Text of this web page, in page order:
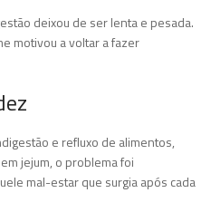
deixou de ser lenta e pesada.
motivou a voltar a fazer
e refluxo de alimentos,
jejum, o problema foi
mal-estar que surgia após cada